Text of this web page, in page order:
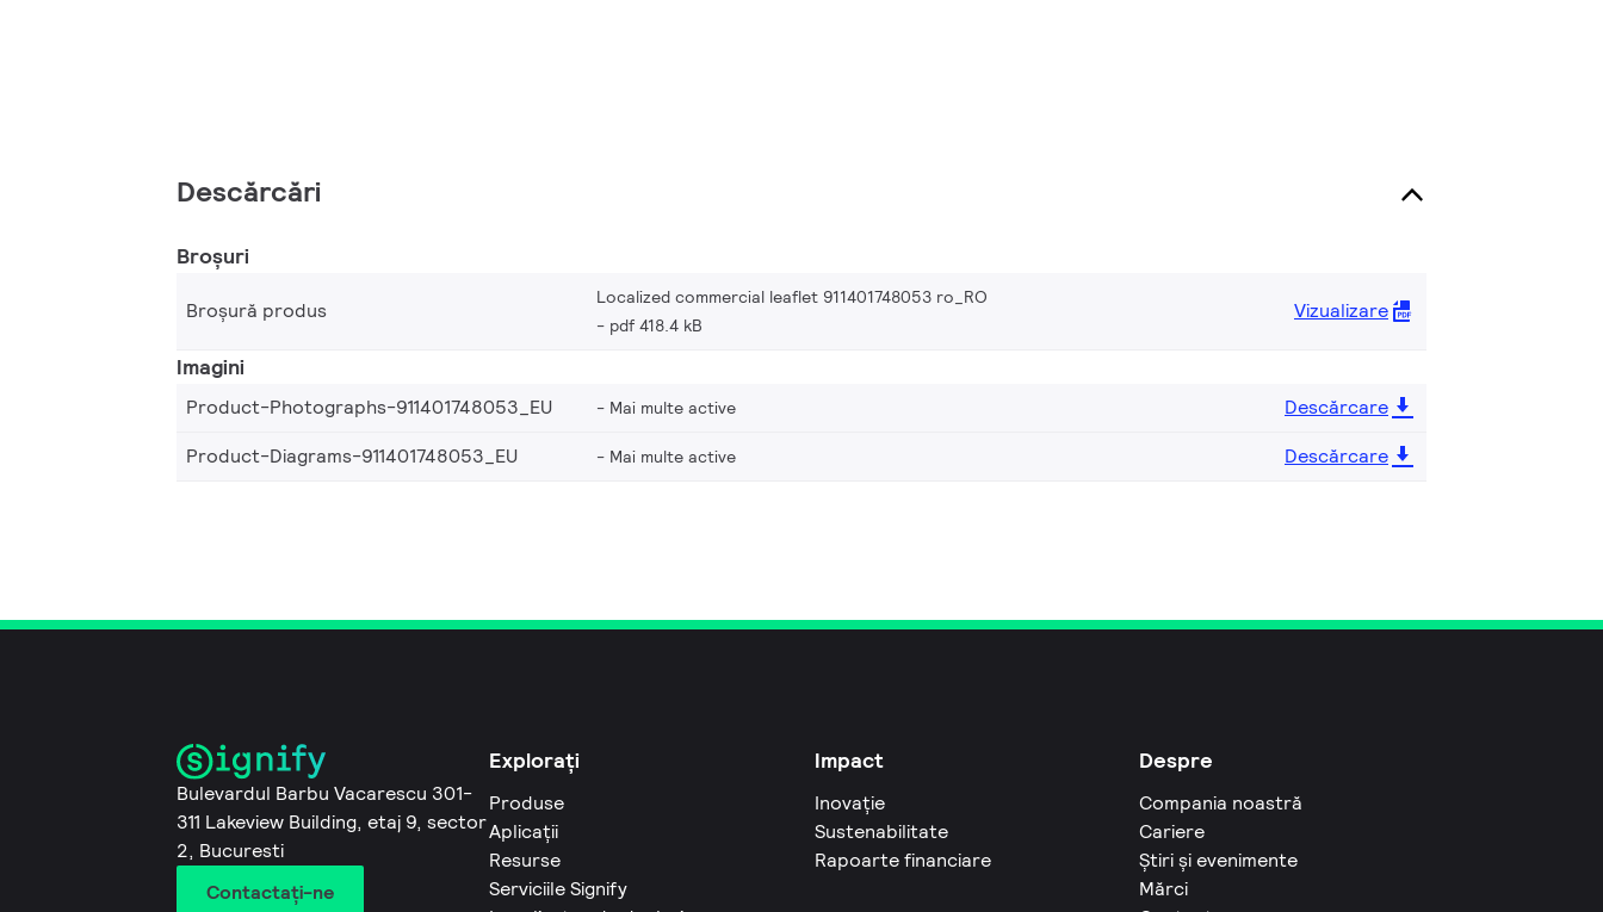
Descărcări
Broșuri
Broșură produs
Localized commercial leaflet 911401748053 ro_RO
pdf 418.4 kB
Vizualizare
Imagini
Product-Photographs-911401748053_EU Mai multe active
Descărcare
Product-Diagrams-911401748053_EU
Mai multe active Descărcare
Bulevardul Barbu Vacarescu 301-
311 Lakeview Building, etaj 9, sector
2, Bucuresti
Contactaţi-ne
Explorați
Produse
Aplicații
Resurse
Serviciile Signify
Impact
Inovație
Sustenabilitate
Rapoarte financiare
Despre
Compania noastră
Cariere
Știri și evenimente
Mărci